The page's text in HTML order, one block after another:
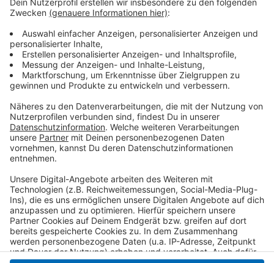
Die Leitstelle warnte mit einer NiNA-Meldung um
00:48 Uhr in den Stadtteilen Bockert, Hoser und
Helenabrunn vor Geruchsbelästigungen und
Rauchniederschlag. Eine Gefahr für Anwohner bestand
nicht, und die Warnung wurde um 2:21 Uhr aufgehoben.
Die Ursache des Feuers ist noch unklar, und die Polizei
gebeten, sich unter der 02162/377-0 zu melden.
Anzeige
Anzeige